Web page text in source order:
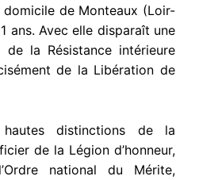
de Monteaux (Loir-
ans. Avec elle disparaît une
la Résistance intérieure
de la Libération de
distinctions de la
de la Légion d’honneur,
national du Mérite,